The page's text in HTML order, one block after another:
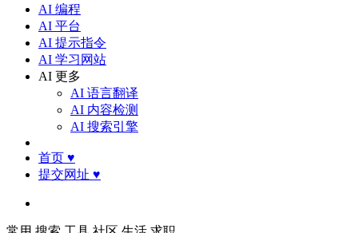
AI 编程
AI 平台
AI 提示指令
AI 学习网站
AI 更多
AI 语言翻译
AI 内容检测
AI 搜索引擎
首页 ♥
提交网址 ♥